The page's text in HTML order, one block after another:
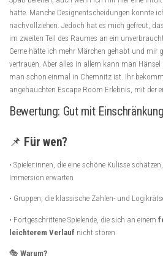
hätte. Manche Designentscheidungen konnte
nachvollziehen. Jedoch hat es mich gefreut,
im zweiten Teil des Raumes an ein
Gerne hätte ich mehr Märchen gehabt und mir
vertrauen. Aber alles in allem kann man Hänsel
man schon einmal in Chemnitz ist. Ihr
angehauchten Escape Room Erlebnis, mit der
Bewertung: Gut mit
📌 Für wen?
• Spieler:innen, die eine schöne Kulisse
Immersion erwarten
• Gruppen, die klassische Zahlen- und
• Fortgeschrittene Spielende, die sich an einem
leichterem Verlauf nicht stören
🎭 Warum?